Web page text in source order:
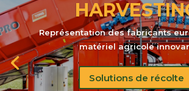
SYSTÈME
VENTILATION
Mooij-Agro - Leader